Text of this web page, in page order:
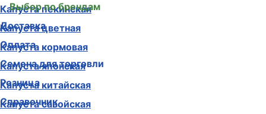
Капуста пекинская
Капуста цветная
Капуста кормовая
Капуста японская
Капуста китайская
Капуста савойская
Выбор по брендам
Доставка
Оплата
Семена для торговли
Розница
Справочник